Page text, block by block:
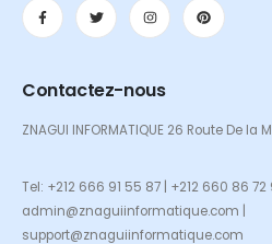
Contactez-nous
ZNAGUI INFORMATIQUE 26 Route De
Tel: +212 666 91 55 87 | +212 660 86 72
admin@znaguiinformatique.com |
support@znaguiinformatique.com